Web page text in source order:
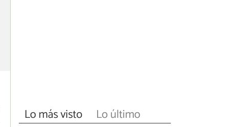
Lo más visto Lo último